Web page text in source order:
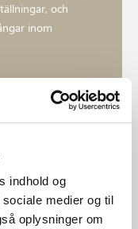
indhold og
medier og til
oplysninger om
och
inom